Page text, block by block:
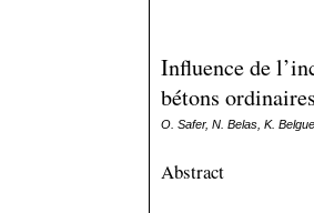
Influence de
bétons ordinaires
O. Safer, N. Belas, K.
Abstract